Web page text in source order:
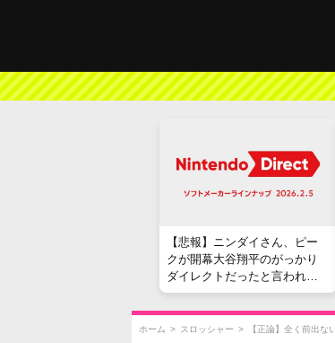
【悲報】ニンダイさん、ピー
クが開幕大谷翔平のがっかり
ダイレクトだったと言われて
しまう
ホーム > スロッシャー > 【正論】全く前出